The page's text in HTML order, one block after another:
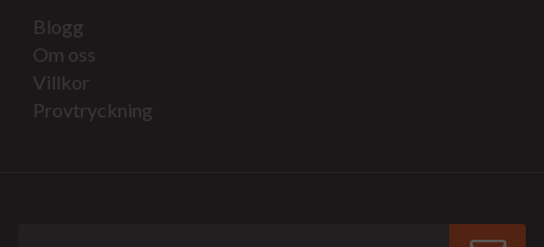
Blogg
Om oss
Villkor
Provtryckning